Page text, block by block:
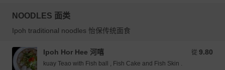
NOODLES 面类
Ipoh traditional noodles 怡保传统面食
Ipoh Hor Hee 河嘻 從 9.80
從 9.80 MYR
kuay Teao with Fish ball , Fish Cake and Fish Skin .